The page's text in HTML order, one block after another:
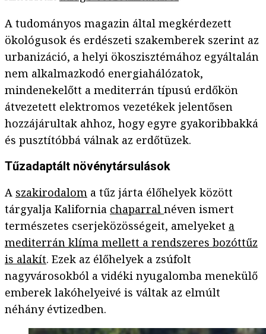
A tudományos magazin által megkérdezett
ökológusok és erdészeti szakemberek szerint az
urbanizáció, a helyi ökoszisztémához egyáltalán
nem alkalmazkodó energiahálózatok,
mindenekelőtt a mediterrán típusú erdőkön
átvezetett elektromos vezetékek jelentősen
hozzájárultak ahhoz, hogy egyre gyakoribbakká
és pusztítóbbá válnak az erdőtüzek.
Tűzadaptált növénytársulások
A szakirodalom a tűz járta élőhelyek között
tárgyalja Kalifornia chaparral néven ismert
természetes cserjeközösségeit, amelyeket a
mediterrán klíma mellett a rendszeres bozóttűz
is alakít. Ezek az élőhelyek a zsúfolt
nagyvárosokból a vidéki nyugalomba menekülő
emberek lakóhelyeivé is váltak az elmúlt
néhány évtizedben.